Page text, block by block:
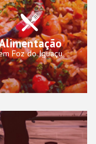
Foz do Iguaçu